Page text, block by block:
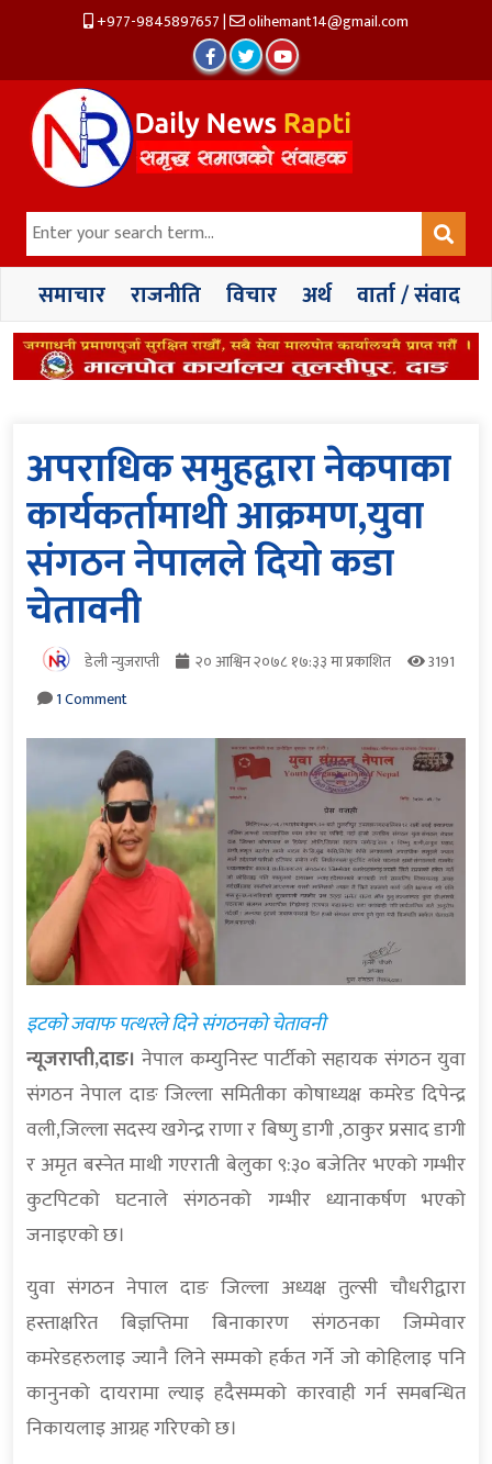
+977-9845897657| olihemant14@gmail.com
समाचार राजनीति विचार अर्थ वार्ता / संवाद
अपराधिक समुहद्वारा नेकपाका
कार्यकर्तामाथी आक्रमण,युवा
संगठन नेपालले दियो कडा
चेतावनी
डेली न्युजराप्ती २० आश्विन २०७८ १७:३३ मा प्रकाशित
3191
1 Comment
इटको जवाफ पत्थरले दिने संगठनको चेतावनी
न्यूजराप्ती,दाङ। नेपाल कम्युनिस्ट पार्टीको सहायक संगठन युवा
संगठन नेपाल दाङ जिल्ला समितीका कोषाध्यक्ष कमरेड दिपेन्द्र
वली,जिल्ला सदस्य खगेन्द्र राणा र बिष्णु डागी ,ठाकुर प्रसाद डागी
र अमृत बस्नेत माथी गएराती बेलुका ९:३० बजेतिर भएको गम्भीर
कुटपिटको घटनाले संगठनको गम्भीर ध्यानाकर्षण भएको
जनाइएको छ।
युवा संगठन नेपाल दाङ जिल्ला अध्यक्ष तुल्सी चौधरीद्वारा
हस्ताक्षरित बिज्ञप्तिमा बिनाकारण संगठनका जिम्मेवार
कमरेडहरुलाइ ज्यानै लिने सम्मको हर्कत गर्ने जो कोहिलाइ पनि
कानुनको दायरामा ल्याइ हदैसम्मको कारवाही गर्न समबन्धित
निकायलाइ आग्रह गरिएको छ।